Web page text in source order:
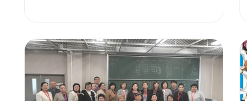
「錦帶橋與櫻花」與活動期間發售限量系列「錦
帶橋與櫻花」，是與漫畫家・弘兼憲史氏特別標
籤聯名的作品。本系列將特別標籤上所繪的櫻花
情景，與山口縣岩國市錦帶橋的櫻花景象重疊創
作而成。酒瓶保護套裝飾採用以錦帶橋為主題的